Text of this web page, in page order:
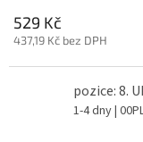
529 Kč
437,19 Kč bez DPH
pozice: 8.
1-4 dny|